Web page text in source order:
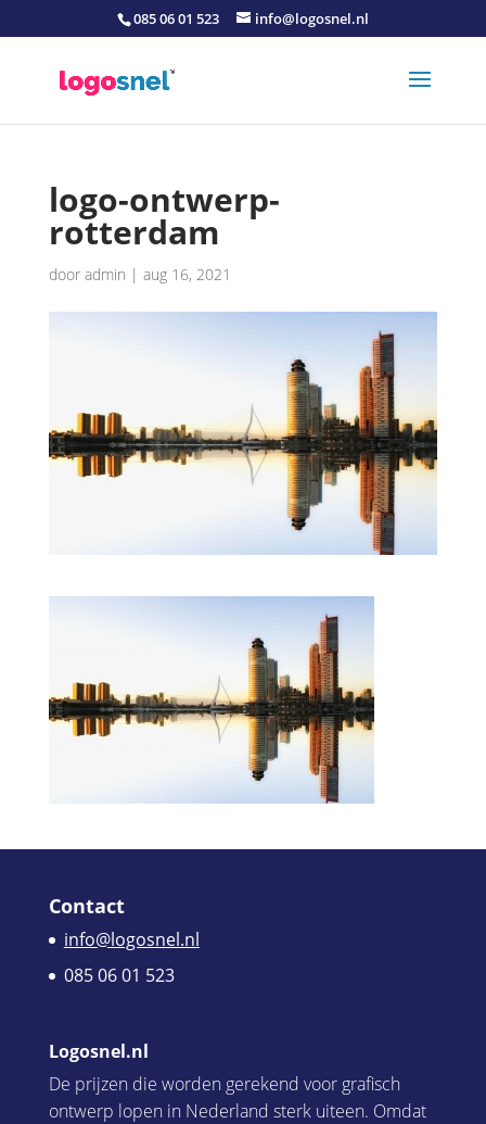
085 06 01 523 info@logosnel.nl
logo-ontwerp-
rotterdam
door admin | aug 16, 2021
Contact
info@logosnel.nl
085 06 01 523
Logosnel.nl
De prijzen die worden gerekend voor grafisch
ontwerp lopen in Nederland sterk uiteen. Omdat